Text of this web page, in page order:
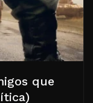
que